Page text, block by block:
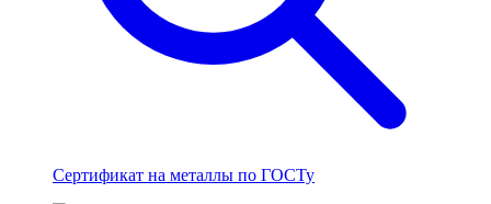
Сертификат на металлы по ГОСТу